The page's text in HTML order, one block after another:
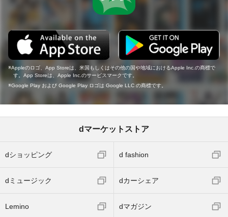
Appleのロゴ、App Storeは、米国もしくはその他の国や地域におけるApple Inc.の商標で
す。App Storeは、Apple Inc.のサービスマークです。
Google Play および Google Play ロゴは Google LLC の商標です。
dマーケットストア
dショッピング d fashion
dミュージック dカーシェア
Lemino dマガジン